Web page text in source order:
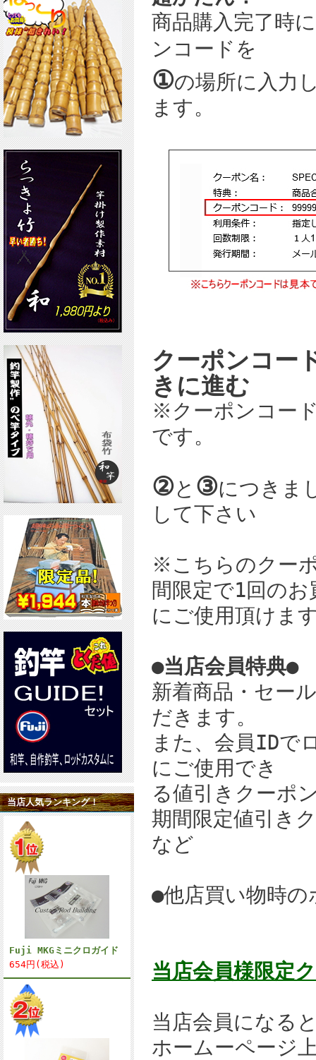
当店人気ランキング！
Fuji MKGミニクロガイド
654円(税込)
商品購入完了時
ンコードを
①の場所に入力
ます。
クーポンコー
きに進む
※クーポンコー
です。
②と ③につきま
して下さい
※こちらのクー
間限定で1回の
にご使用頂けま
●当店会員特典●
新着商品・セー
だきます。
また、会員IDで
にご使用でき
る値引きクーポ
期間限定値引き
など
●他店買い物時
当店会員様限定
当店会員になる
ホームーページ